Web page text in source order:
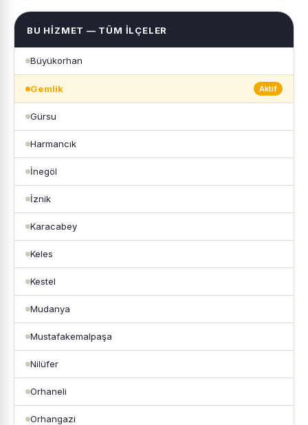
BU HIZMET — TÜM İLÇELER
Büyükorhan
Gemlik Aktif
Gürsu
Harmancık
İnegöl
İznik
Karacabey
Keles
Kestel
Mudanya
Mustafakemalpaşa
Nilüfer
Orhaneli
Orhangazi